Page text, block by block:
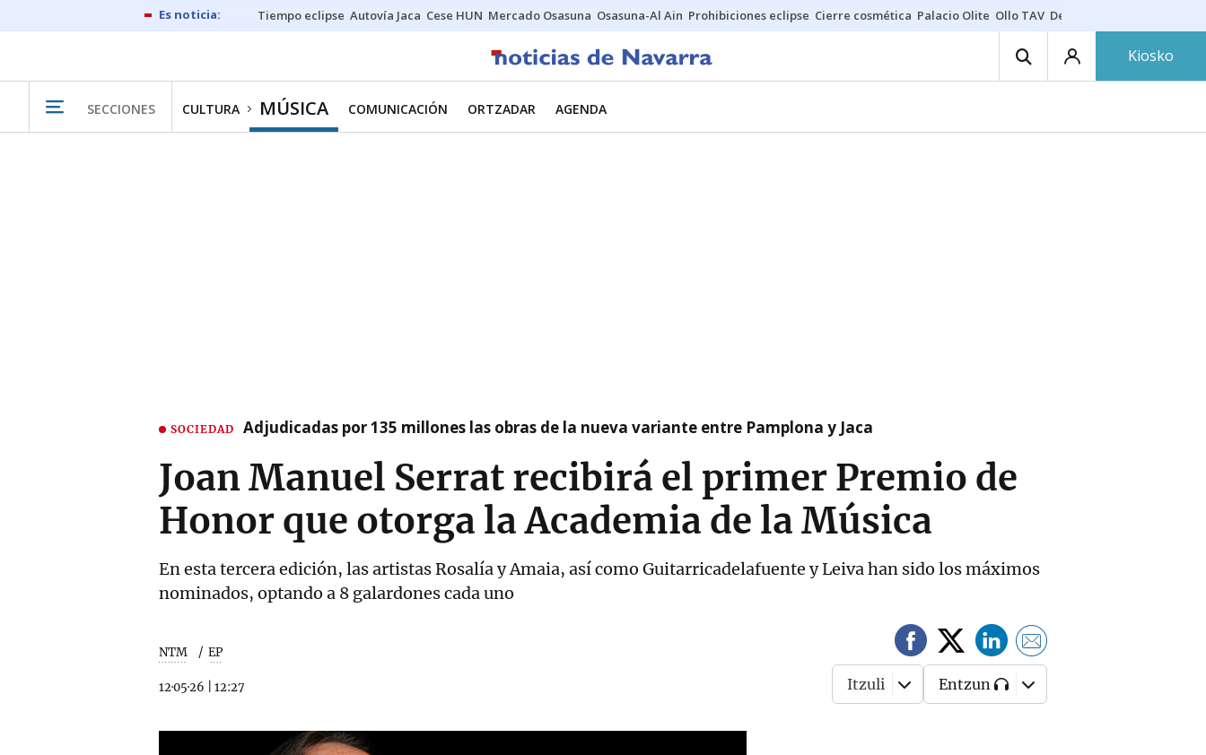
Tiempo eclipse Autovía Jaca Cese HUN Mercado Osasuna Osasuna-Al Ain Prohibiciones eclipse Cierre cosmética Palacio Olite Ollo TAV Derrama vecinos
Kiosko
SECCIONES CULTURA MÚSICA COMUNICACIÓN ORTZADAR AGENDA
SOCIEDAD Adjudicadas por 135 millones las obras de la nueva variante entre Pamplona y Jaca
Joan Manuel Serrat recibirá el primer Premio de
Honor que otorga la Academia de la Música
En esta tercera edición, las artistas Rosalía y Amaia, así como Guitarricadelafuente y Leiva han sido los máximos
nominados, optando a 8 galardones cada uno
NTM EP
12·05·26 12:27 Itzuli Entzun